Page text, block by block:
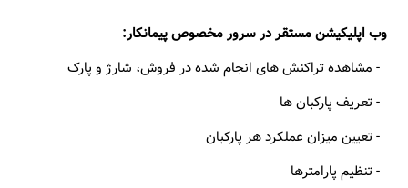
وب اپلیکیشن مستقر در سرور مخصوص پیمانکار:
- مشاهده تراکنش های انجام شده در فروش، شارژ و پارک
- تعریف پارکبان ها
- تعیین میزان عملکرد هر پارکبان
- تنظیم پارامترها